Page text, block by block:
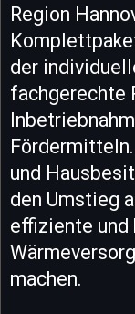
Region
der
fachgerechte
und
den Umstieg
effiziente
machen.